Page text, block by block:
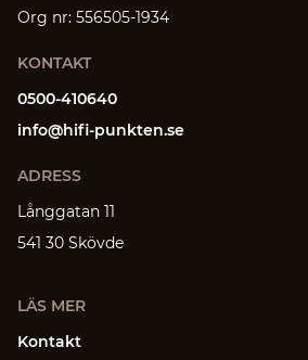
Org nr: 556505-1934
KONTAKT
0500-410640
info@hifi-punkten.se
ADRESS
Långgatan 11
541 30 Skövde
LÄS MER
Kontakt